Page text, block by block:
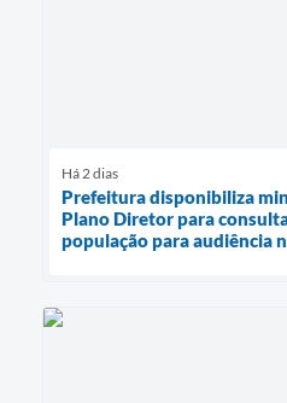
Há 2 dias
Prefeitura disponibiliza
Plano Diretor para
população para audiência